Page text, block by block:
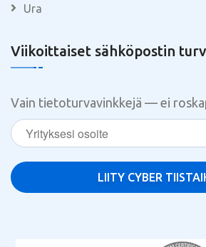
Ura
Viikoittaiset sähköpostin
Vain tietoturvavinkkejä — ei